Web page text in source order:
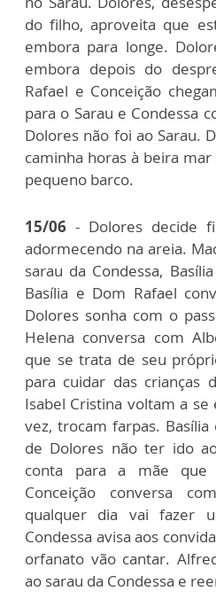
do filho, aproveita que
embora para longe.
embora depois do
Rafael e Conceição
para o Sarau e Condessa
Dolores não foi ao Sarau.
caminha horas à beira
pequeno barco.
15/06 - Dolores decide
adormecendo na areia.
sarau da Condessa,
Basília e Dom Rafael
Dolores sonha com o
Helena conversa com
que se trata de seu
para cuidar das crianças
Isabel Cristina voltam a
vez, trocam farpas.
de Dolores não ter ido
conta para a mãe
Conceição conversa
qualquer dia vai fazer
Condessa avisa aos
orfanato vão cantar.
ao sarau da Condessa e